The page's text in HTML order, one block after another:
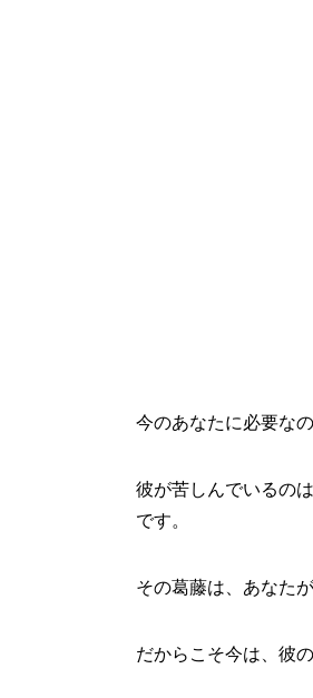
今のあなたに必要な
彼が苦しんでいるの
です。
その葛藤は、あなた
だからこそ今は、彼